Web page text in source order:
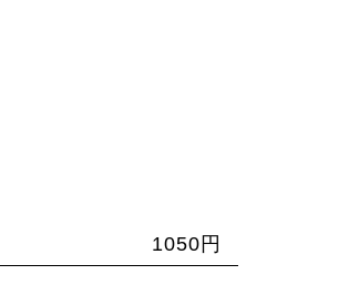
1050円